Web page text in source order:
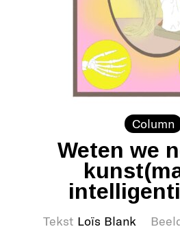
Column
Weten we
Tekst Loïs Blank